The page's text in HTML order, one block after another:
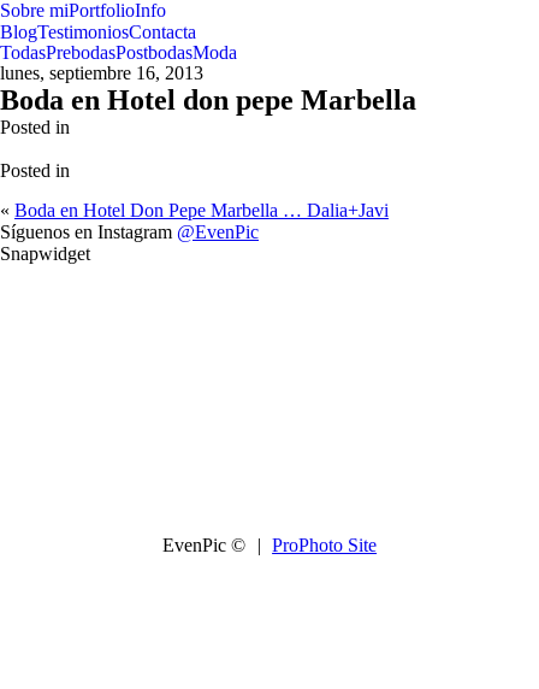
Sobre miPortfolioInfo
BlogTestimoniosContacta
TodasPrebodasPostbodasModa
lunes, septiembre 16, 2013
Boda en Hotel don pepe Marbella
Posted in
Posted in
« Boda en Hotel Don Pepe Marbella … Dalia+Javi
Síguenos en Instagram @EvenPic
Snapwidget
EvenPic © | ProPhoto Site